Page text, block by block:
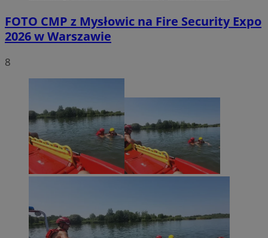
FOTO CMP z Mysłowic na Fire Security Expo
2026 w Warszawie
8